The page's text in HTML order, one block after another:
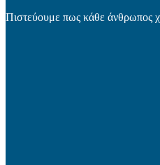
Πιστεύουμε πως κάθε άνθρωπος